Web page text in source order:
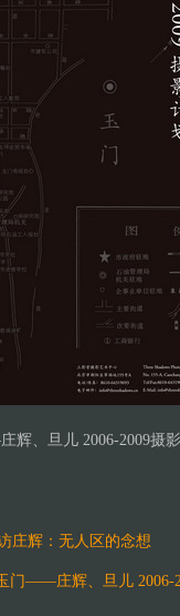
辉、旦儿 2006-2009摄
庄辉：无人区的念想
门——庄辉、旦儿 2006-